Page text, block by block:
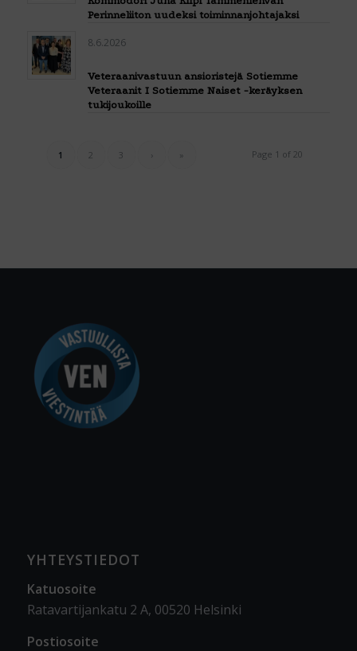
Perinneliiton uudeksi toiminnanjohtajaksi
8.6.2026
Veteraanivastuun ansioristejä Sotiemme
Veteraanit I Sotiemme Naiset -keräyksen
tukijoukoille
Page 1 of 20
1 2 3 › »
YHTEYSTIEDOT
Katuosoite
Ratavartijankatu 2 A, 00520 Helsinki
Postiosoite